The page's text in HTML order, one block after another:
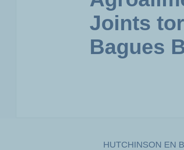
Joints
Bagues
HUTCHINSON EN